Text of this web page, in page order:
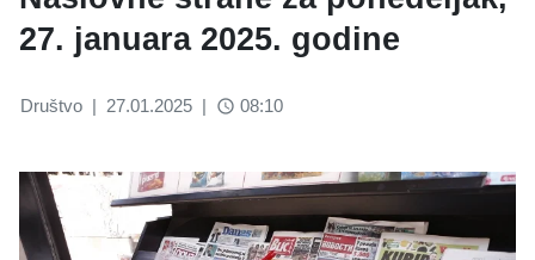
27. januara 2025. godine
Društvo | 27.01.2025 | access_time 08:10